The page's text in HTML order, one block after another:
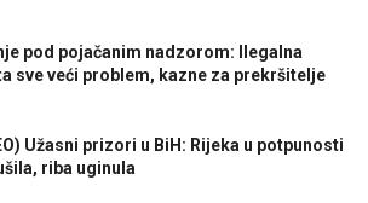
pod pojačanim nadzorom: Ilegalna
sve veći problem, kazne za prekršitelje
Užasni prizori u BiH: Rijeka u potpunosti
riba uginula